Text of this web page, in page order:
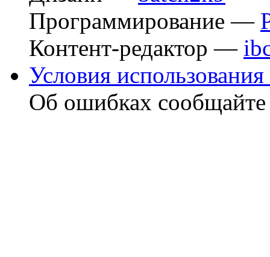
Программирование —
Контент-редактор —
Условия использования
Об ошибках